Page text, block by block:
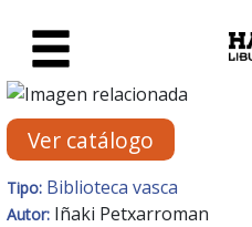
Ficha de
Ver catálogo
Tipo: Biblioteca vasca
Autor: Iñaki Petxarroman